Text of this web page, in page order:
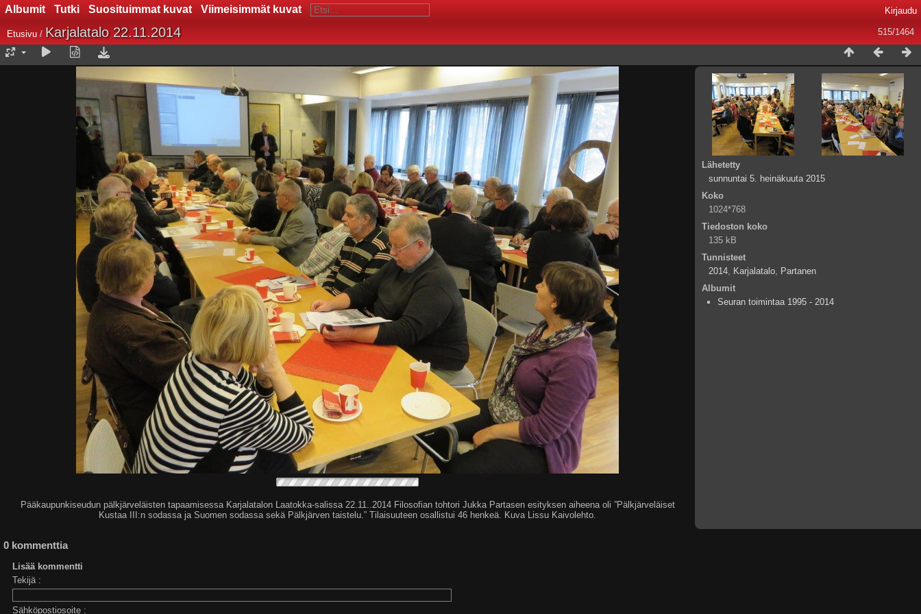
Albumit Tutki Suosituimmat kuvat Viimeisimmät kuvat Kirjaudu
515/1464
Etusivu / Karjalatalo 22.11.2014
Pääkaupunkiseudun pälkjärveläisten tapaamisessa Karjalatalon Laatokka-salissa 22.11..2014 Filosofian tohtori Jukka Partasen esityksen aiheena oli ”Pälkjärveläiset
Kustaa III:n sodassa ja Suomen sodassa sekä Pälkjärven taistelu.” Tilaisuuteen osallistui 46 henkeä. Kuva Lissu Kaivolehto.
Lähetetty
sunnuntai 5. heinäkuuta 2015
Koko
1024*768
Tiedoston koko
135 kB
Tunnisteet
2014, Karjalatalo, Partanen
Albumit
Seuran toimintaa 1995 - 2014
0 kommenttia
Lisää kommentti
Tekijä :
Sähköpostiosoite :